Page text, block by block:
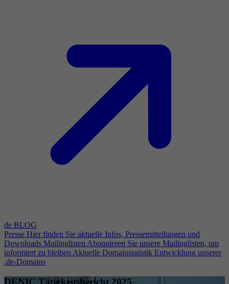
de BLOG
Presse Hier finden Sie aktuelle Infos, Pressemitteilungen und
Downloads Mailinglisten Abonnieren Sie unsere Mailinglisten, um
informiert zu bleiben Aktuelle Domainstatistik Entwicklung unserer
.de-Domains
DENIC Tätigkeitsbericht 2025